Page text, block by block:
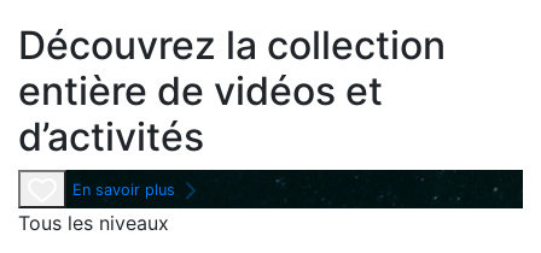
Découvrez la collection
entière de vidéos et
d’activités
En savoir plus
Tous les niveaux